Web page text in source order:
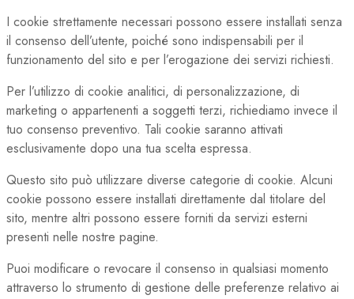
I cookie strettamente necessari possono essere installati senza
il consenso dell’utente, poiché sono indispensabili per il
funzionamento del sito e per l’erogazione dei servizi richiesti.
Per l’utilizzo di cookie analitici, di personalizzazione, di
marketing o appartenenti a soggetti terzi, richiediamo invece il
tuo consenso preventivo. Tali cookie saranno attivati
esclusivamente dopo una tua scelta espressa.
Questo sito può utilizzare diverse categorie di cookie. Alcuni
cookie possono essere installati direttamente dal titolare del
sito, mentre altri possono essere forniti da servizi esterni
presenti nelle nostre pagine.
Puoi modificare o revocare il consenso in qualsiasi momento
attraverso lo strumento di gestione delle preferenze relativo ai